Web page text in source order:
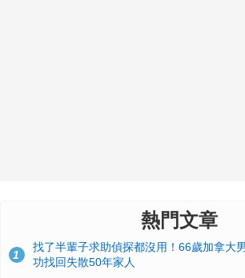
熱門文章
1
找了半輩子求助偵探都沒用！66歲加拿大
功找回失散50年家人